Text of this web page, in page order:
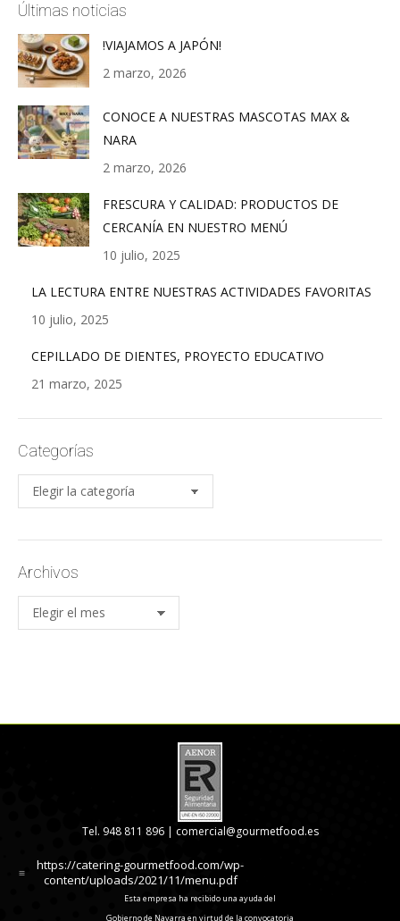
Últimas noticias
!VIAJAMOS A JAPÓN!
2 marzo, 2026
CONOCE A NUESTRAS MASCOTAS MAX &
NARA
2 marzo, 2026
FRESCURA Y CALIDAD: PRODUCTOS DE
CERCANÍA EN NUESTRO MENÚ
10 julio, 2025
LA LECTURA ENTRE NUESTRAS ACTIVIDADES FAVORITAS
10 julio, 2025
CEPILLADO DE DIENTES, PROYECTO EDUCATIVO
21 marzo, 2025
Categorías
Categorías
Archivos
Archivos
Tel. 948 811 896 | comercial@gourmetfood.es
https://catering-gourmetfood.com/wp-
content/uploads/2021/11/menu.pdf
Esta empresa ha recibido una ayuda del
Gobierno de Navarra en virtud de la convocatoria